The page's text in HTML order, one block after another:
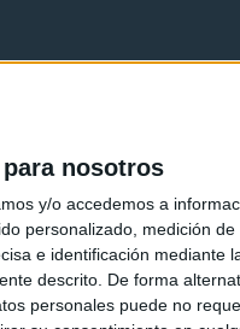
nosotros
y/o accedemos a
personalizado, medición
e identificación
descrito. De forma
personales puede no